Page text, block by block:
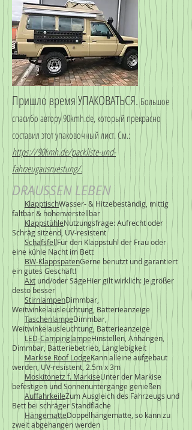
Пришло время УПАКОВАТЬСЯ.Большое
спасибо автору 90kmh.de, который прекрасно
составил этот упаковочный лист. См.:
https://90kmh.de/packliste-und-
fahrzeugausruestung/.
DRAUSSEN LEBEN
KlapptischWasser- & Hitzebeständig, mittig
faltbar & höhenverstellbar
KlappstühleNutzungsfrage: Aufrecht oder
Schräg sitzend, UV-resistent
SchafsfellFür den Klappstuhl der Frau oder
eine kühle Nacht im Bett
BW-KlappspatenGerne benutzt und garantiert
ein gutes Geschäft!
Axt und/oder SägeHier gilt wirklich: Je größer
desto besser
StirnlampenDimmbar,
Weitwinkelausleuchtung, Batterieanzeige
TaschenlampeDimmbar,
Weitwinkelausleuchtung, Batterieanzeige
LED-CampinglampeHinstellen, Anhängen,
Dimmbar, Batteriebetrieb, Langlebigkeit
Markise Roof LodgeKann alleine aufgebaut
werden, UV-resistent, 2.5m x 3m
Moskitonetz f. MarkiseUnter der Markise
befestigen und Sonnenuntergänge genießen
AuffahrkeileZum Ausgleich des Fahrzeugs und
Bett bei schräger Standfläche
HängematteDoppelhängematte, so kann zu
zweit abgehangen werden